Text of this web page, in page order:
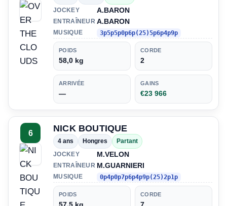
JOCKEY
A.BARON
ENTRAÎNEUR A.BARON
MUSIQUE 3p5p5p0p6p(25)5p6p4p9p
POIDS
58,0 kg
CORDE
2
ARRIVÉE
—
GAINS
€23 966
6 NICK BOUTIQUE
4 ans Hongres
Partant
JOCKEY
M.VELON
ENTRAÎNEUR M.GUARNIERI
MUSIQUE 0p4p0p7p6p4p9p(25)2p1p
POIDS CORDE